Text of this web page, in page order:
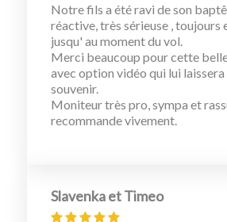
Notre fils a été ravi de son
réactive, très sérieuse , toujours
jusqu' au moment du vol.
Merci beaucoup pour cette
avec option vidéo qui lui
souvenir.
Moniteur très pro, sympa et
recommande vivement.
Slavenka et Timeo